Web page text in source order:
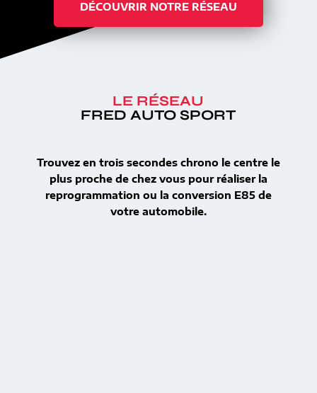
DÉCOUVRIR NOTRE RÉSEAU
LE RÉSEAU
FRED AUTO SPORT
Trouvez en trois secondes chrono le centre le
plus proche de chez vous pour réaliser la
reprogrammation ou la conversion E85 de
votre automobile.